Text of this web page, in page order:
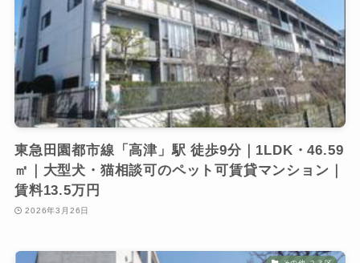
東急田園都市線「高津」駅 徒歩9分｜1LDK・46.59
㎡｜大型犬・猫相談可のペット可賃貸マンション｜
賃料13.5万円
2026年3月26日